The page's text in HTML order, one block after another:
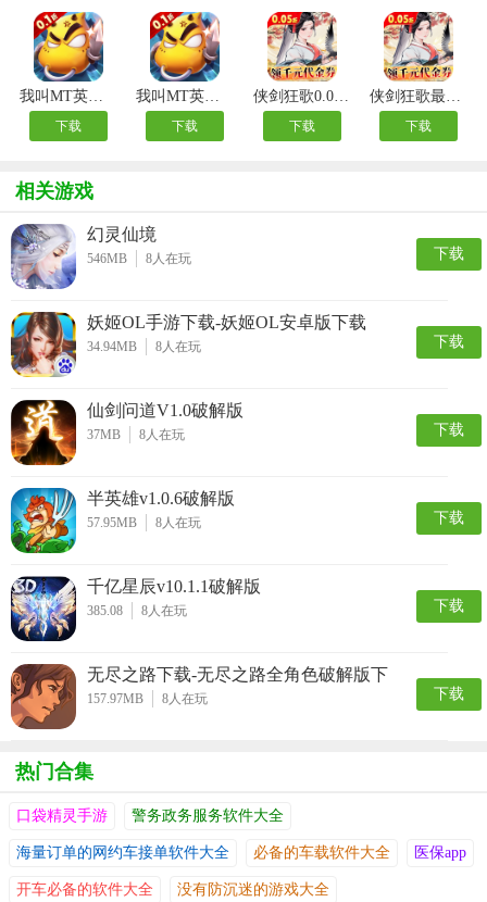
我叫MT英雄杀手游
下载
我叫MT英雄杀公益服
下载
侠剑狂歌0.05折千元福利版
下载
侠剑狂歌最新版
下载
相关游戏
幻灵仙境
546MB 8人在玩 下载
妖姬OL手游下载-妖姬OL安卓版下载
34.94MB 8人在玩 下载
仙剑问道V1.0破解版
37MB 8人在玩 下载
半英雄v1.0.6破解版
57.95MB 8人在玩 下载
千亿星辰v10.1.1破解版
385.08 8人在玩 下载
无尽之路下载-无尽之路全角色破解版下
载 v1.0
157.97MB 8人在玩 下载
热门合集
口袋精灵手游 警务政务服务软件大全
海量订单的网约车接单软件大全 必备的车载软件大全 医保app
开车必备的软件大全 没有防沉迷的游戏大全